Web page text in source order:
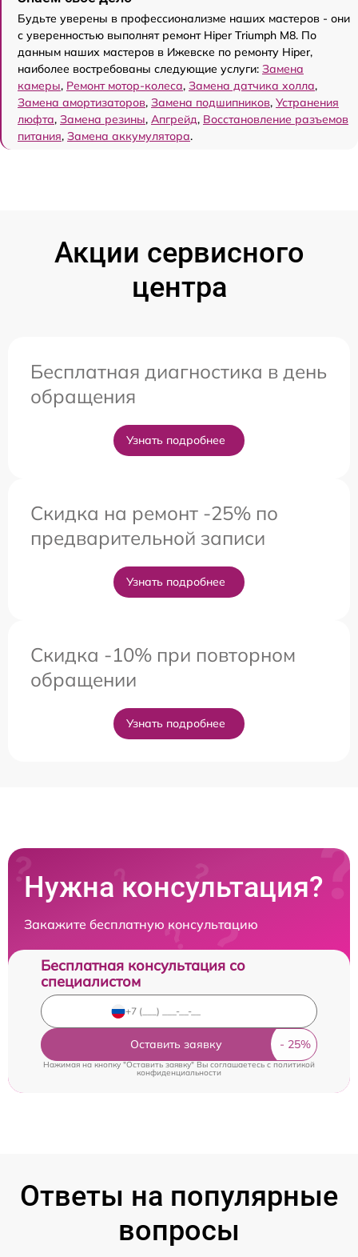
Будьте уверены в профессионализме наших мастеров - они
с уверенностью выполнят ремонт Hiper Triumph M8. По
данным наших мастеров в Ижевске по ремонту Hiper,
наиболее востребованы следующие услуги: Замена
камеры, Ремонт мотор-колеса, Замена датчика холла,
Замена амортизаторов, Замена подшипников, Устранения
люфта, Замена резины, Апгрейд, Восстановление разъемов
питания, Замена аккумулятора.
Акции сервисного
центра
Бесплатная диагностика в день
обращения
Узнать подробнее
Скидка на ремонт -25% по
предварительной записи
Узнать подробнее
Скидка -10% при повторном
обращении
Узнать подробнее
Нужна консультация?
Закажите бесплатную консультацию
Бесплатная консультация со
специалистом
Оставить заявку
Нажимая на кнопку "Оставить заявку" Вы соглашаетесь cполитикой
конфиденциальности
Ответы на популярные
вопросы